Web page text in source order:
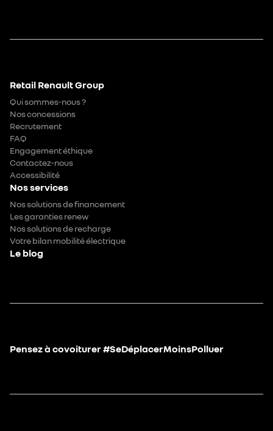
Retail Renault Group
Qui sommes-nous ?
Nos concessions
Recrutement
FAQ
Engagement éthique
Contactez-nous
Accessibilité
Nos services
Nos solutions de financement
Les garanties renew
Nos solutions de recharge
Votre bilan mobilité électrique
Le blog
Pensez à covoiturer #SeDéplacerMoinsPolluer